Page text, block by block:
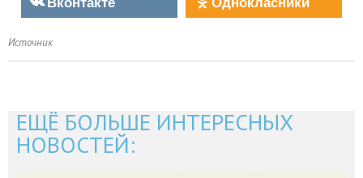
Источник
ЕЩЁ БОЛЬШЕ ИНТЕРЕСНЫХ
НОВОСТЕЙ: